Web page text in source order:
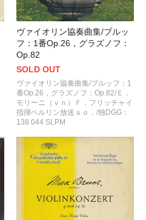
ヴァイオリン協奏曲集/ブルッ
フ：1番Op.26，グラズノフ：
Op.82
SOLD OUT
ヴァイオリン協奏曲集/ブルッフ：1
番Op.26，グラズノフ：Op.82/Ｅ．
モリーニ（ｖｎ）Ｆ．フリッチャイ
指揮ベルリン放送ｓｏ．/独DGG：
138 044 SLPM